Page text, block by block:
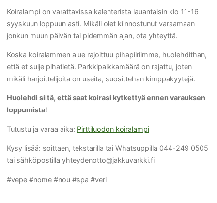
Koiralampi on varattavissa kalenterista lauantaisin klo 11-16
syyskuun loppuun asti. Mikäli olet kiinnostunut varaamaan
jonkun muun päivän tai pidemmän ajan, ota yhteyttä.
Koska koiralammen alue rajoittuu pihapiiriimme, huolehdithan,
että et sulje pihatietä. Parkkipaikkamäärä on rajattu, joten
mikäli harjoittelijoita on useita, suosittehan kimppakyytejä.
Huolehdi siitä, että saat koirasi kytkettyä ennen varauksen
loppumista!
Tutustu ja varaa aika: Pirttiluodon koiralampi
Kysy lisää: soittaen, tekstarilla tai Whatsuppilla 044-249 0505
tai sähköpostilla yhteydenotto@jakkuvarkki.fi
#vepe #nome #nou #spa #veri